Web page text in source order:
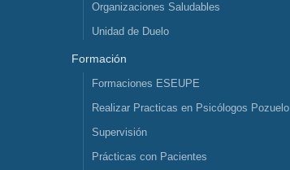
Organizaciones Saludables
Unidad de Duelo
Formación
Formaciones ESEUPE
Realizar Practicas en Psicólogos Pozuelo
Supervisión
Prácticas con Pacientes